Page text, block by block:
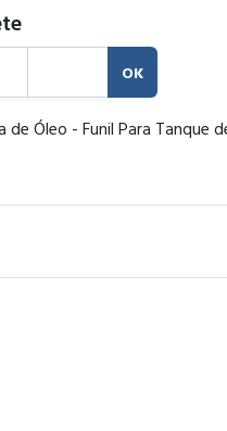
OK
de Óleo - Funil Para Tanque